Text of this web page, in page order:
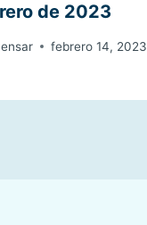
de 2023
febrero 14, 2023